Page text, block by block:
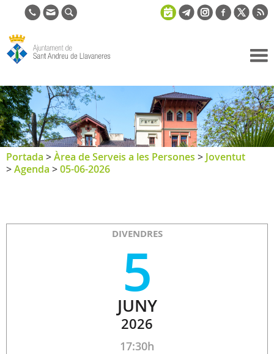
de Sant
Andreu de
Llavaneres
Portada >Àrea de Serveis a les Persones > Joventut
>Agenda >05-06-2026
DIVENDRES
5
JUNY
2026
17:30h